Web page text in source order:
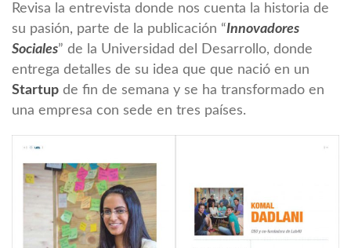
Revisa la entrevista donde nos cuenta la historia de
su pasión, parte de la publicación “Innovadores
Sociales” de la Universidad del Desarrollo, donde
entrega detalles de su idea que que nació en un
Startup de fin de semana y se ha transformado en
una empresa con sede en tres países.